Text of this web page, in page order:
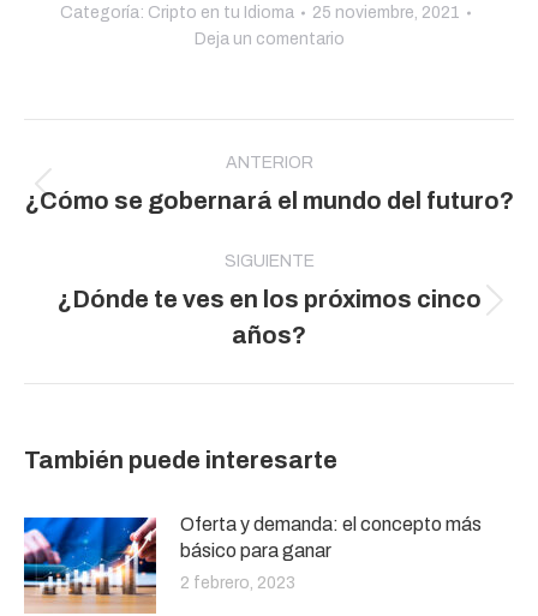
Categoría: Cripto en tu Idioma
25 noviembre, 2021
Deja un comentario
entre
publicaciones
ANTERIOR
Publicación
¿Cómo se gobernará el mundo del futuro?
SIGUIENTE
Publicación
siguiente:
¿Dónde te ves en los próximos cinco
años?
También puede interesarte
Oferta y demanda: el concepto más
básico para ganar
2 febrero, 2023